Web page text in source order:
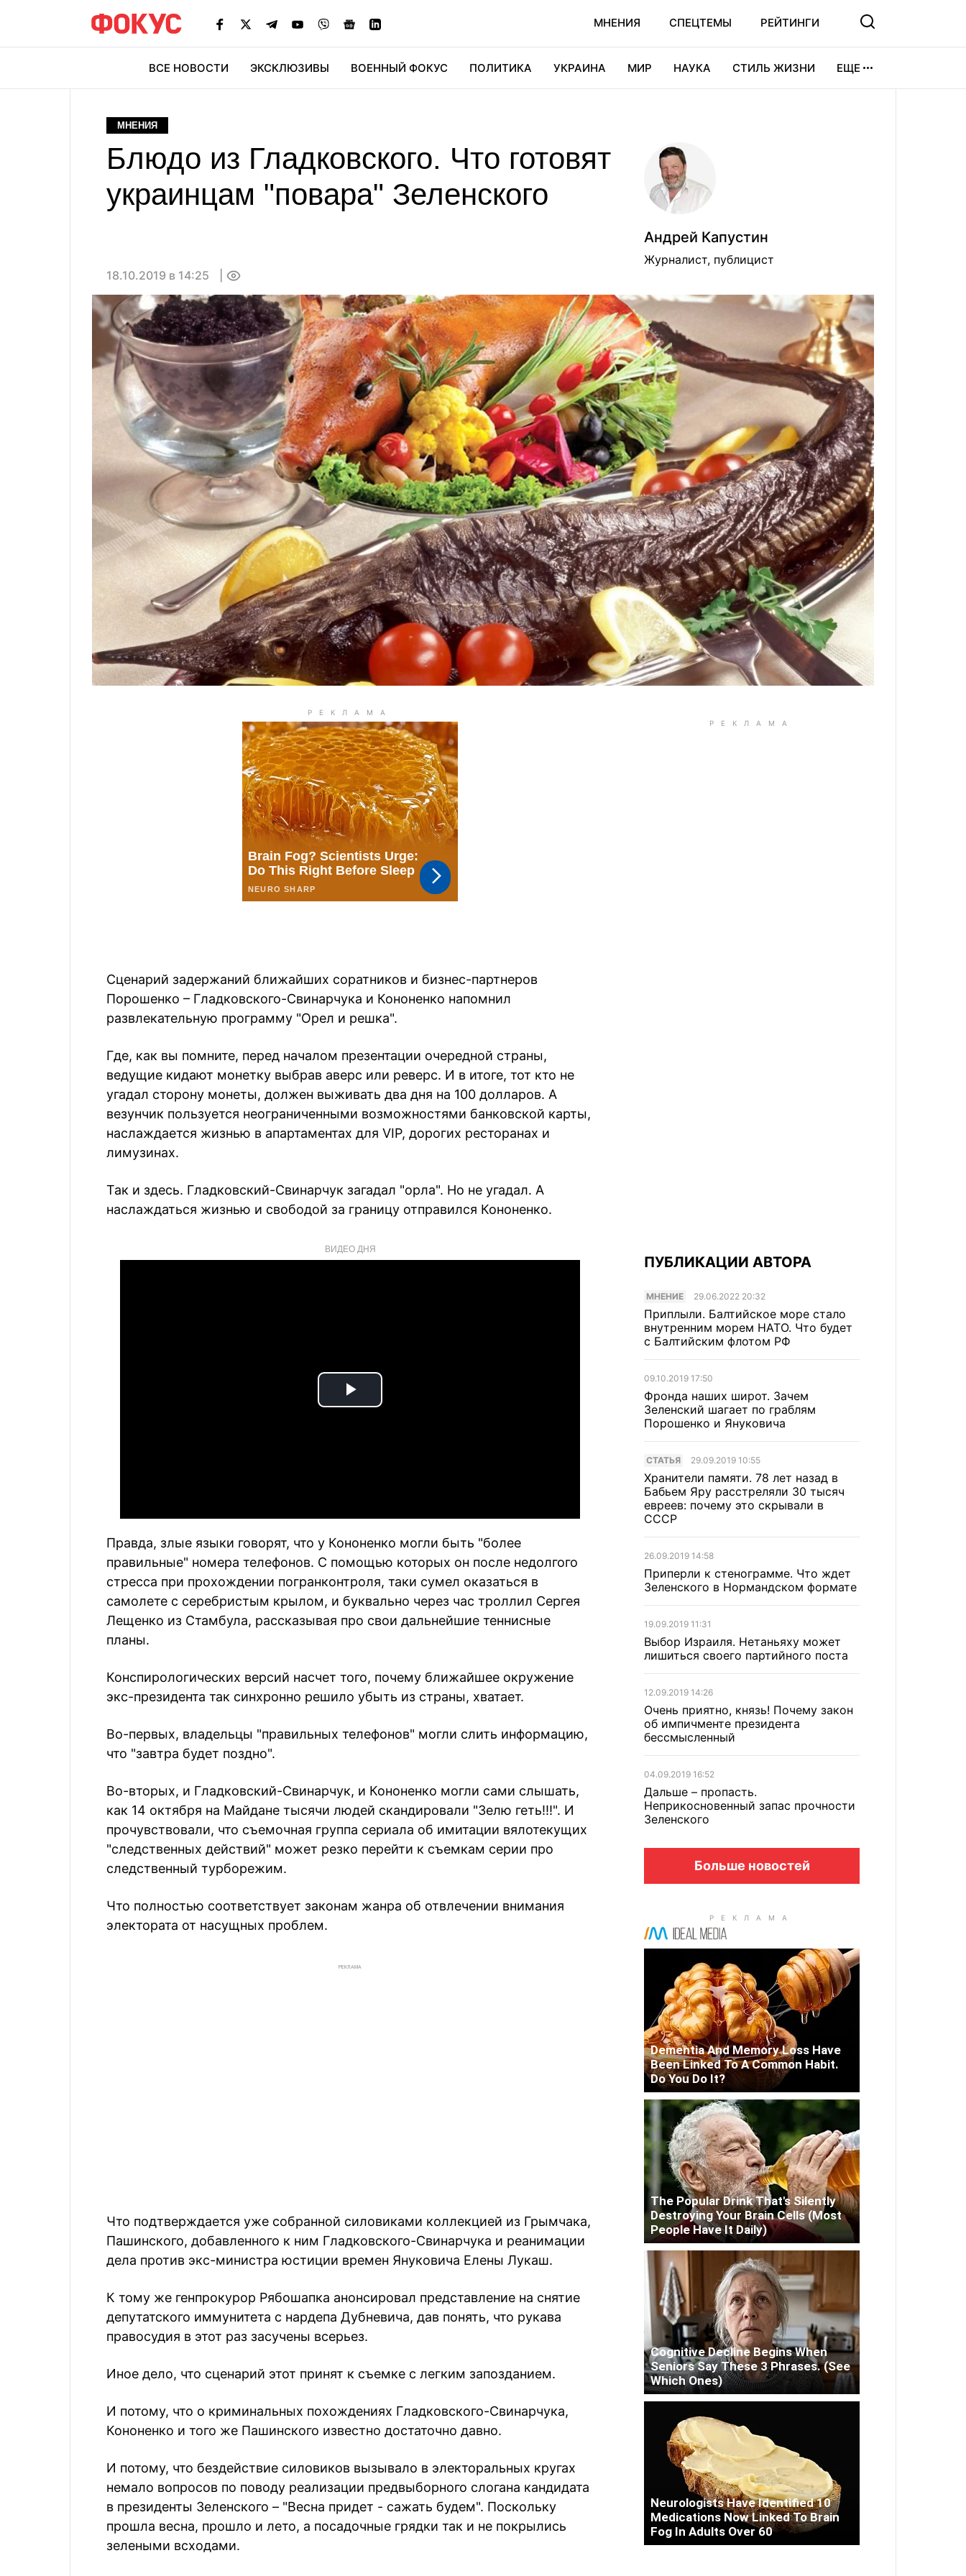
МНЕНИЯ СПЕЦТЕМЫ РЕЙТИНГИ
ВСЕ НОВОСТИ ЭКСКЛЮЗИВЫ ВОЕННЫЙ ФОКУС ПОЛИТИКА УКРАИНА МИР НАУКА СТИЛЬ ЖИЗНИ ЕЩЕ
МНЕНИЯ
Блюдо из Гладковского. Что готовят
украинцам "повара" Зеленского
Андрей Капустин
Журналист, публицист
18.10.2019 в 14:25
Сценарий задержаний ближайших соратников и бизнес-партнеров
Порошенко – Гладковского-Свинарчука и Кононенко напомнил
развлекательную программу "Орел и решка".
Где, как вы помните, перед началом презентации очередной страны,
ведущие кидают монетку выбрав аверс или реверс. И в итоге, тот кто не
угадал сторону монеты, должен выживать два дня на 100 долларов. А
везунчик пользуется неограниченными возможностями банковской карты,
наслаждается жизнью в апартаментах для VIP, дорогих ресторанах и
лимузинах.
Так и здесь. Гладковский-Свинарчук загадал "орла". Но не угадал. А
наслаждаться жизнью и свободой за границу отправился Кононенко.
ВИДЕО ДНЯ
Play
Правда, злые языки говорят, что у Кононенко могли быть "более
правильные" номера телефонов. С помощью которых он после недолгого
стресса при прохождении погранконтроля, таки сумел оказаться в
самолете с серебристым крылом, и буквально через час троллил Сергея
Лещенко из Стамбула, рассказывая про свои дальнейшие теннисные
планы.
Конспирологических версий насчет того, почему ближайшее окружение
экс-президента так синхронно решило убыть из страны, хватает.
Во-первых, владельцы "правильных телефонов" могли слить информацию,
что "завтра будет поздно".
Во-вторых, и Гладковский-Свинарчук, и Кононенко могли сами слышать,
как 14 октября на Майдане тысячи людей скандировали "Зелю геть!!!". И
прочувствовали, что съемочная группа сериала об имитации вялотекущих
"следственных действий" может резко перейти к съемкам серии про
следственный турборежим.
Что полностью соответствует законам жанра об отвлечении внимания
электората от насущных проблем.
РЕКЛАМА
Что подтверждается уже собранной силовиками коллекцией из Грымчака,
Пашинского, добавленного к ним Гладковского-Свинарчука и реанимации
дела против экс-министра юстиции времен Януковича Елены Лукаш.
К тому же генпрокурор Рябошапка анонсировал представление на снятие
депутатского иммунитета с нардепа Дубневича, дав понять, что рукава
правосудия в этот раз засучены всерьез.
Иное дело, что сценарий этот принят к съемке с легким запозданием.
И потому, что о криминальных похождениях Гладковского-Свинарчука,
Кононенко и того же Пашинского известно достаточно давно.
И потому, что бездействие силовиков вызывало в электоральных кругах
немало вопросов по поводу реализации предвыборного слогана кандидата
в президенты Зеленского – "Весна придет - сажать будем". Поскольку
прошла весна, прошло и лето, а посадочные грядки так и не покрылись
зелеными всходами.
ПУБЛИКАЦИИ АВТОРА
МНЕНИЕ 29.06.2022 20:32
Приплыли. Балтийское море стало
внутренним морем НАТО. Что будет
с Балтийским флотом РФ
09.10.2019 17:50
Фронда наших широт. Зачем
Зеленский шагает по граблям
Порошенко и Януковича
CТАТЬЯ 29.09.2019 10:55
Хранители памяти. 78 лет назад в
Бабьем Яру расстреляли 30 тысяч
евреев: почему это скрывали в
СССР
26.09.2019 14:58
Приперли к стенограмме. Что ждет
Зеленского в Нормандском формате
19.09.2019 11:31
Выбор Израиля. Нетаньяху может
лишиться своего партийного поста
12.09.2019 14:26
Очень приятно, князь! Почему закон
об импичменте президента
бессмысленный
04.09.2019 16:52
Дальше – пропасть.
Неприкосновенный запас прочности
Зеленского
Больше новостей